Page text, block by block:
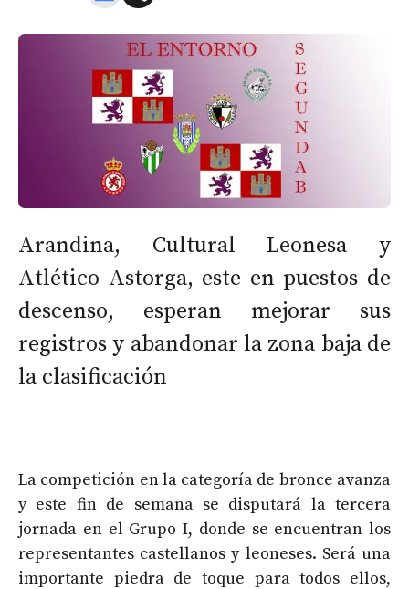
Arandina, Cultural Leonesa y
Atlético Astorga, este en puestos de
descenso, esperan mejorar sus
registros y abandonar la zona baja de
la clasificación
La competición en la categoría de bronce avanza
y este fin de semana se disputará la tercera
jornada en el Grupo I, donde se encuentran los
representantes castellanos y leoneses. Será una
importante piedra de toque para todos ellos,